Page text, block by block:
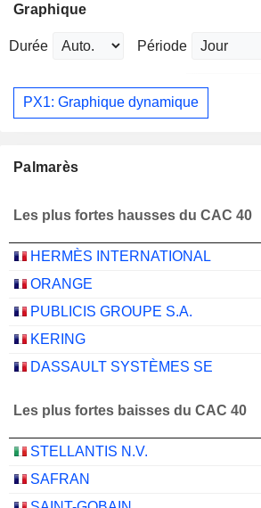
Graphique
Durée Période
PX1: Graphique dynamique
Palmarès
Les plus fortes hausses du CAC 40
HERMÈS INTERNATIONAL
ORANGE
PUBLICIS GROUPE S.A.
KERING
DASSAULT SYSTÈMES SE
Les plus fortes baisses du CAC 40
STELLANTIS N.V.
SAFRAN